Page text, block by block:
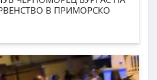
В ПРИМОРСКО